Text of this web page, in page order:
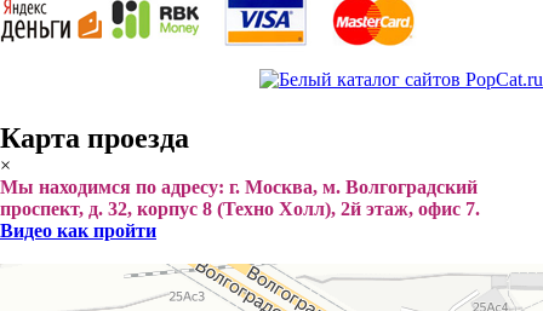
Карта проезда
×
Мы находимся по адресу: г. Москва, м. Волгоградский
проспект, д. 32, корпус 8 (Техно Холл), 2й этаж, офис 7.
Видео как пройти